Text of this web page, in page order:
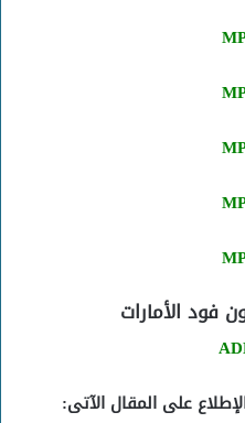
فود الأمارات
على المقال الآتى: